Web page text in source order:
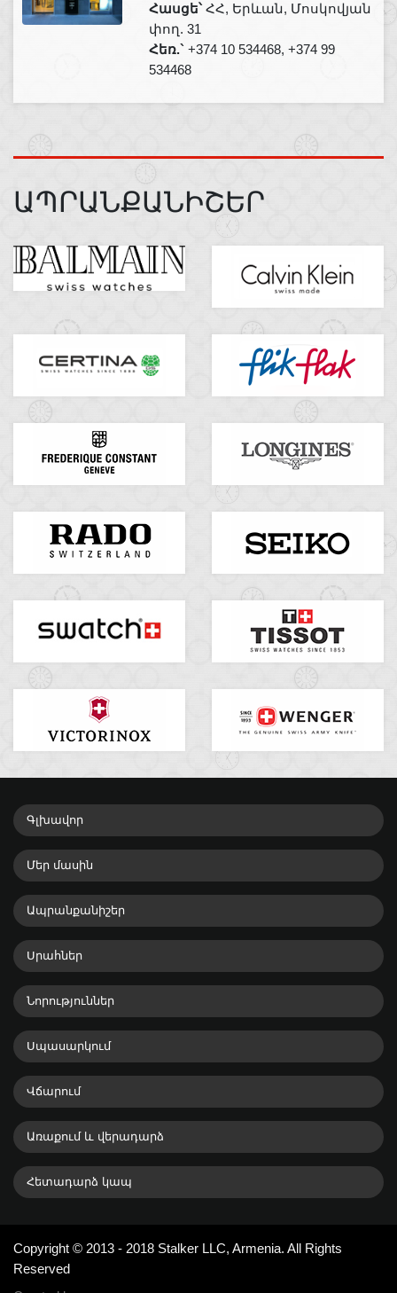
Հասցե՝ՀՀ, Երևան, Մոսկովյան
փող. 31
Հեռ.`+374 10 534468, +374 99
534468
ԱՊՐԱՆՔԱՆԻՇԵՐ
Գլխավոր
Մեր մասին
Ապրանքանիշեր
Սրահներ
Նորություններ
Սպասարկում
Վճարում
Առաքում և վերադարձ
Հետադարձ կապ
Copyright © 2013 - 2018 Stalker LLC, Armenia. All Rights
Reserved